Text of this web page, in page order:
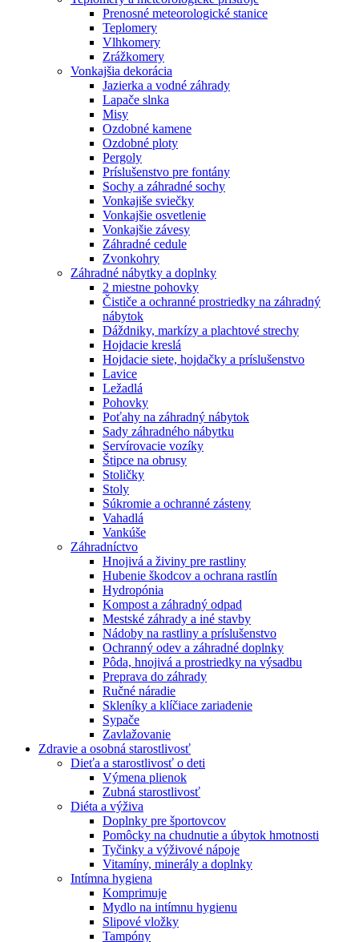
Prenosné meteorologické stanice
Teplomery
Vlhkomery
Zrážkomery
Vonkajšia dekorácia
Jazierka a vodné záhrady
Lapače slnka
Misy
Ozdobné kamene
Ozdobné ploty
Pergoly
Príslušenstvo pre fontány
Sochy a záhradné sochy
Vonkajiše sviečky
Vonkajšie osvetlenie
Vonkajšie závesy
Záhradné cedule
Zvonkohry
Záhradné nábytky a doplnky
2 miestne pohovky
Čističe a ochranné prostriedky na záhradný
nábytok
Dáždniky, markízy a plachtové strechy
Hojdacie kreslá
Hojdacie siete, hojdačky a príslušenstvo
Lavice
Ležadlá
Pohovky
Poťahy na záhradný nábytok
Sady záhradného nábytku
Servírovacie vozíky
Štipce na obrusy
Stoličky
Stoly
Súkromie a ochranné zásteny
Vahadlá
Vankúše
Záhradníctvo
Hnojivá a živiny pre rastliny
Hubenie škodcov a ochrana rastlín
Hydropónia
Kompost a záhradný odpad
Mestské záhrady a iné stavby
Nádoby na rastliny a príslušenstvo
Ochranný odev a záhradné doplnky
Pôda, hnojivá a prostriedky na výsadbu
Preprava do záhrady
Ručné náradie
Skleníky a klíčiace zariadenie
Sypače
Zavlažovanie
Zdravie a osobná starostlivosť
Dieťa a starostlivosť o deti
Výmena plienok
Zubná starostlivosť
Diéta a výživa
Doplnky pre športovcov
Pomôcky na chudnutie a úbytok hmotnosti
Tyčinky a výživové nápoje
Vitamíny, minerály a doplnky
Intímna hygiena
Komprimuje
Mydlo na intímnu hygienu
Slipové vložky
Tampóny